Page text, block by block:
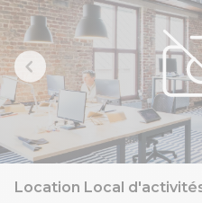
garantissant un accès rapide et
transport de la région
rejoindre rapidement les zones
l’Ouest parisien, ainsi que le
Paris. Pour les entreprises
connecté, cet emplacement
une fluidité des échanges et
proche des grandes zones
Location Local